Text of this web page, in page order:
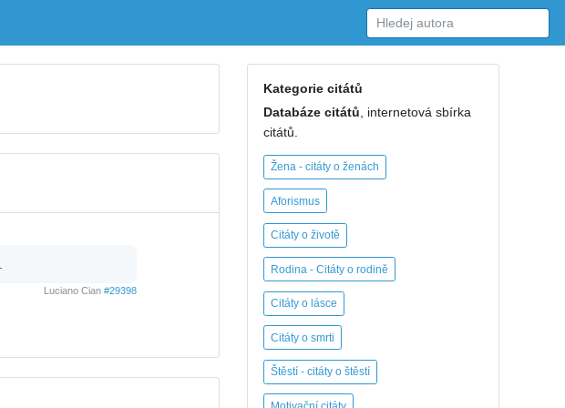
Luciano Cian #29398
Kategorie citátů
Databáze citátů , internetová sbírka
citátů.
Žena - citáty o ženách
Aforismus
Citáty o životě
Rodina - Citáty o rodině
Citáty o lásce
Citáty o smrti
Štěstí - citáty o štěstí